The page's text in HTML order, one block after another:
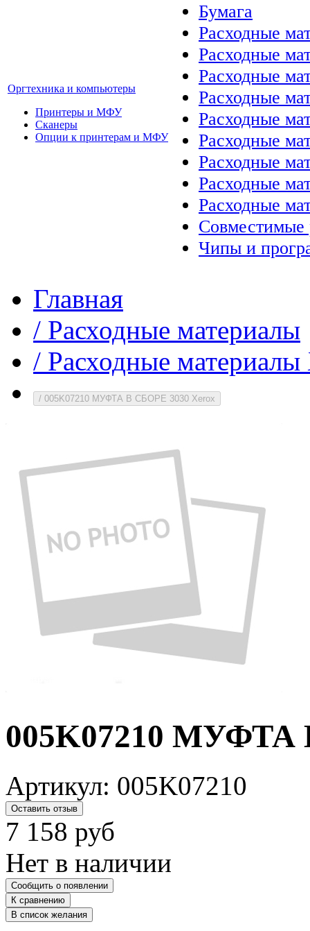
Оргтехника и компьютеры
Принтеры и МФУ
Сканеры
Опции к принтерам и МФУ
Бумага
Расходные
Расходные
Расходные
Расходные
Расходные
Расходные
Расходные
Расходные
Расходные
Совместимые
Чипы и
Главная
/ Расходные материалы
/ Расходные
/ 005K07210 МУФТА В СБОРЕ 3030 Xerox
005K07210 МУФТА
Артикул: 005K07210
Оставить отзыв
7 158 руб
Нет в наличии
Сообщить о появлении
К сравнению
В список желания